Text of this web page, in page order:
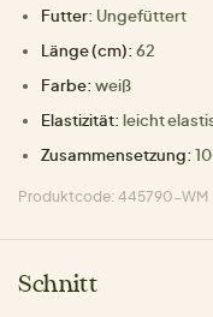
Futter: Ungefüttert
Länge (cm): 62
Farbe: weiß
Elastizität: leicht
Zusammensetzung:
Produktcode: 445790-WM
Schnitt